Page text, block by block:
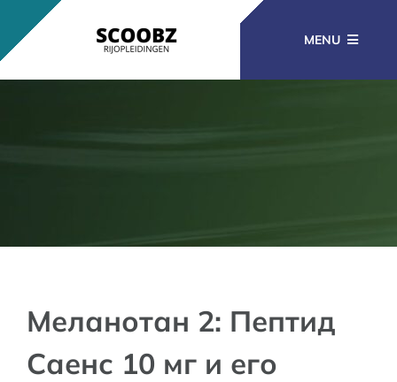
naar
inhoud
MENU
CONTACT
Меланотан 2: Пептид
Саенс 10 мг и его